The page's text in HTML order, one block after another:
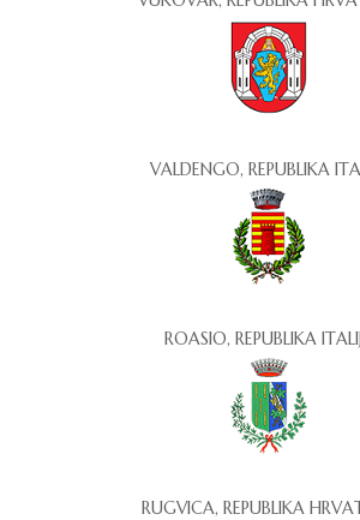
VALDENGO, REPUBLIKA
ROASIO, REPUBLIKA
RUGVICA, REPUBLIKA